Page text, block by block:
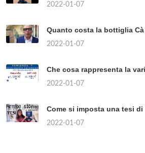
2022-01-07
Quanto costa la bottiglia
2022-01-07
Che cosa rappresenta la
2022-01-07
Come si imposta una tesi
2022-01-07